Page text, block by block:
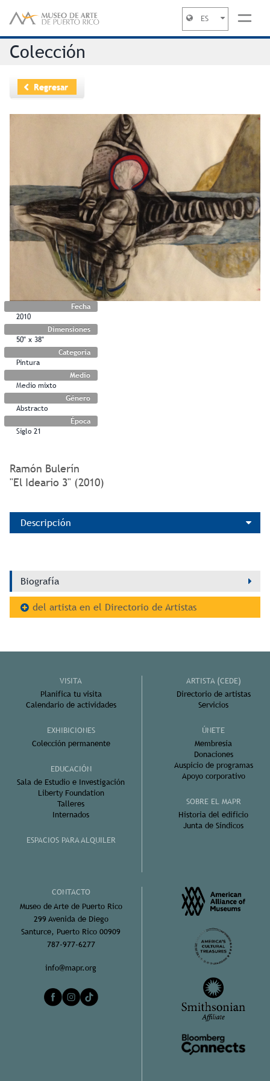
ES
Colección
Regresar
Fecha
2010
Dimensiones
50" x 38"
Categoría
Pintura
Medio
Medio mixto
Género
Abstracto
Época
Siglo 21
Ramón Bulerín
"El Ideario 3" (2010)
Descripción
Biografía
del artista en el Directorio de Artistas
VISITA
Planifica tu visita
Calendario de actividades
EXHIBICIONES
Colección permanente
EDUCACIÓN
Sala de Estudio e Investigación
Liberty Foundation
Talleres
Internados
ESPACIOS PARA ALQUILER
ARTISTA (CEDE)
Directorio de artistas
Servicios
ÚNETE
Membresía
Donaciones
Auspicio de programas
Apoyo corporativo
SOBRE EL MAPR
Historia del edificio
Junta de Síndicos
CONTACTO
Museo de Arte de Puerto Rico
299 Avenida de Diego
Santurce, Puerto Rico 00909
787-977-6277
info@mapr.org